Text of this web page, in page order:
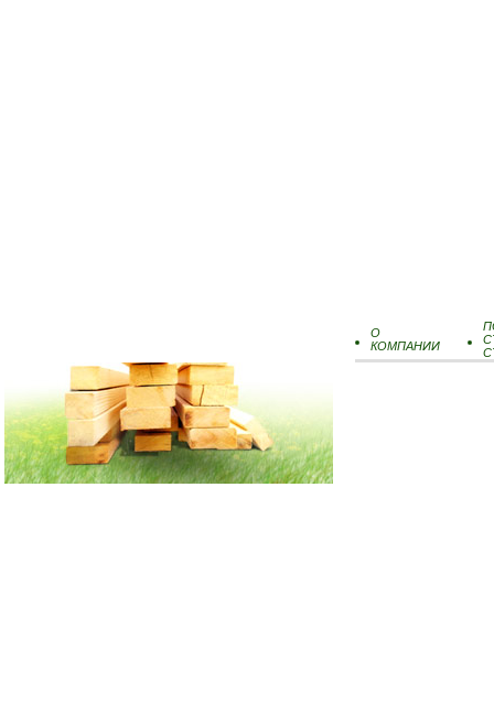
О
КОМПАНИИ